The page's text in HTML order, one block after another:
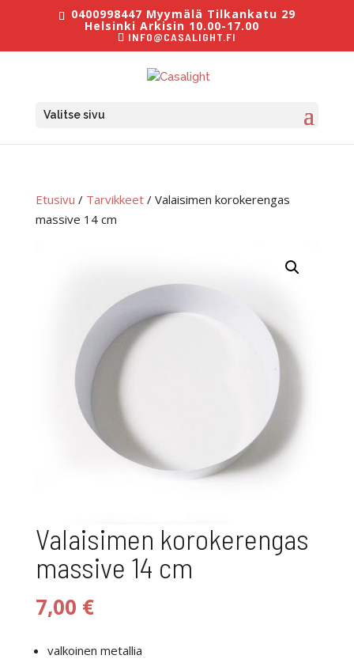
0400998447 Myymälä Tilkankatu 29
Helsinki Arkisin 10.00-17.00
INFO@CASALIGHT.FI
Valitse sivu
Etusivu / Tarvikkeet/ Valaisimen korokerengas
massive 14 cm
Valaisimen korokerengas
massive 14 cm
7,00 €
valkoinen metallia